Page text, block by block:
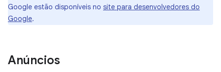
Google estão disponíveis no site para desenvolvedores do
Google.
Anúncios